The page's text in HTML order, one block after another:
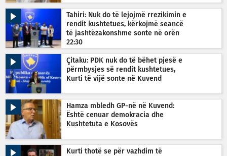
Tahiri: Nuk do të lejojmë rrezikimin e
rendit kushtetues, kërkojmë seancë
të jashtëzakonshme sonte në orën
22:30
Çitaku: PDK nuk do të bëhet pjesë e
përmbysjes së rendit kushtetues,
Kurti të vijë sonte në Kuvend
Hamza mbledh GP-në në Kuvend:
Është cenuar demokracia dhe
Kushtetuta e Kosovës
Kurti thotë se për vazhdim të